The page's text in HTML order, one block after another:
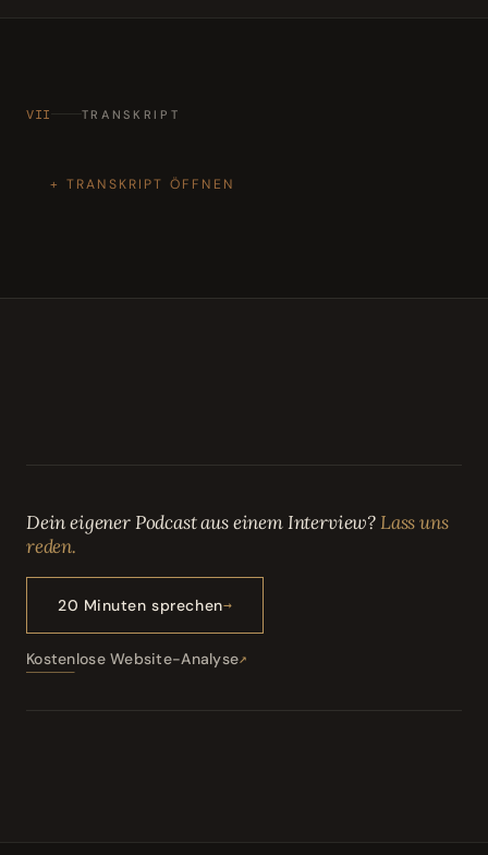
VII TRANSKRIPT
TRANSKRIPT ÖFFNEN
Dein eigener Podcast aus einem Interview?Lass uns
reden.
20 Minuten sprechen
Kostenlose Website-Analyse